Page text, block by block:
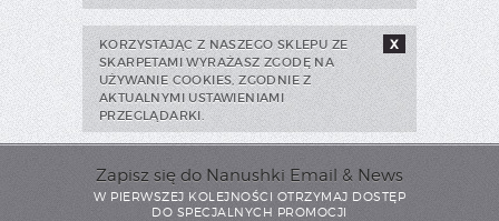
KORZYSTAJĄC Z NASZEGO SKLEPU ZE
SKARPETAMI WYRAŻASZ ZGODĘ NA
UŻYWANIE COOKIES, ZGODNIE Z
AKTUALNYMI USTAWIENIAMI
PRZEGLĄDARKI.
X
Zapisz się do Nanushki Email & News
W PIERWSZEJ KOLEJNOŚCI OTRZYMAJ DOSTĘP
DO SPECJALNYCH PROMOCJI